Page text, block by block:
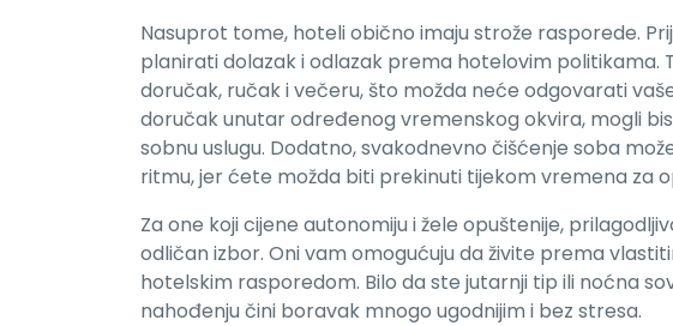
Nasuprot tome, hoteli obično imaju strože rasporede.
planirati dolazak i odlazak prema hotelovim politikama.
doručak, ručak i večeru, što možda neće odgovarati
doručak unutar određenog vremenskog okvira, mogli
sobnu uslugu. Dodatno, svakodnevno čišćenje soba
ritmu, jer ćete možda biti prekinuti tijekom vremena za
Za one koji cijene autonomiju i žele opuštenije,
odličan izbor. Oni vam omogućuju da živite prema
hotelskim rasporedom. Bilo da ste jutarnji tip ili noćna
nahođenju čini boravak mnogo ugodnijim i bez stresa.